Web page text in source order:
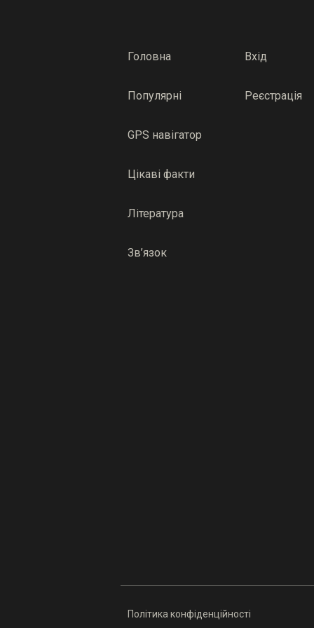
Головна
Популярні
GPS навігатор
Цікаві факти
Література
Зв’язок
Вхід
Реєстрація
Політика конфіденційності